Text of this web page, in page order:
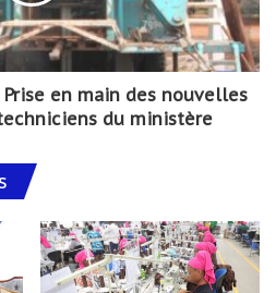
en main des nouvelles
du ministère